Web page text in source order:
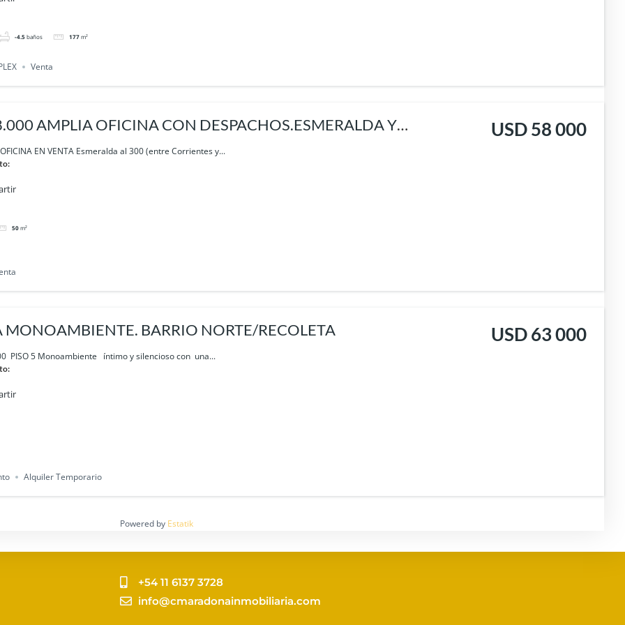
-4.5 baños 177 m²
Venta
AMPLIA OFICINA CON DESPACHOS.ESMERALDA Y
OFICINA EN VENTA Esmeralda al 300 (entre Corrientes y...
50 m²
USD 58 000
MONOAMBIENTE. BARRIO NORTE/RECOLETA
PISO 5 Monoambiente íntimo y silencioso con una...
USD 63 000
Alquiler Temporario
Powered by Estatik
+54 11 6137 3728
info@cmaradonainmobiliaria.com